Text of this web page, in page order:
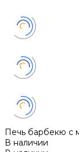
Печь барбекю с
В наличии